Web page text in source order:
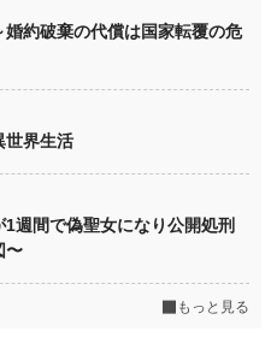
約破棄の代償は国家転覆の危
世界生活
週間で偽聖女になり公開処刑
〜
もっと見る